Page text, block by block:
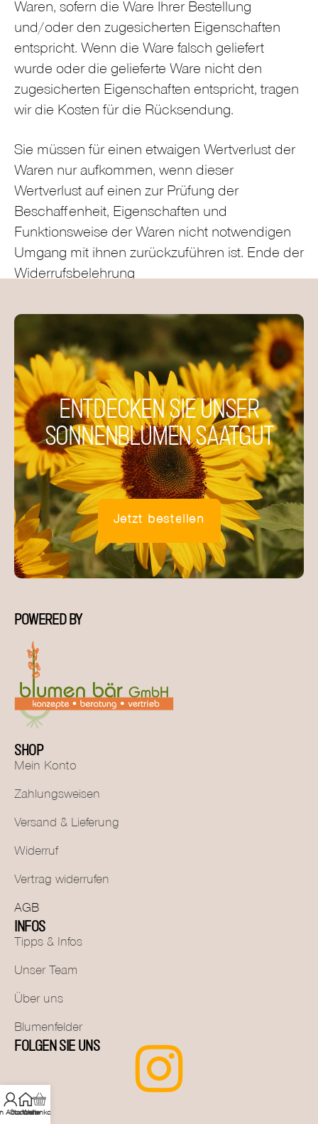
Waren, sofern die Ware Ihrer Bestellung
und/oder den zugesicherten Eigenschaften
entspricht. Wenn die Ware falsch geliefert
wurde oder die gelieferte Ware nicht den
zugesicherten Eigenschaften entspricht, tragen
wir die Kosten für die Rücksendung.
Sie müssen für einen etwaigen Wertverlust der
Waren nur aufkommen, wenn dieser
Wertverlust auf einen zur Prüfung der
Beschaffenheit, Eigenschaften und
Funktionsweise der Waren nicht notwendigen
Umgang mit ihnen zurückzuführen ist. Ende der
Widerrufsbelehrung
ENTDECKEN SIE UNSER
SONNENBLUMEN SAATGUT
Jetzt bestellen
POWERED BY
SHOP
Mein Konto
Zahlungsweisen
Versand & Lieferung
Widerruf
Vertrag widerrufen
AGB
INFOS
Tipps & Infos
Unser Team
Über uns
Blumenfelder
FOLGEN SIE UNS
Account
Startseite
Warenkorb